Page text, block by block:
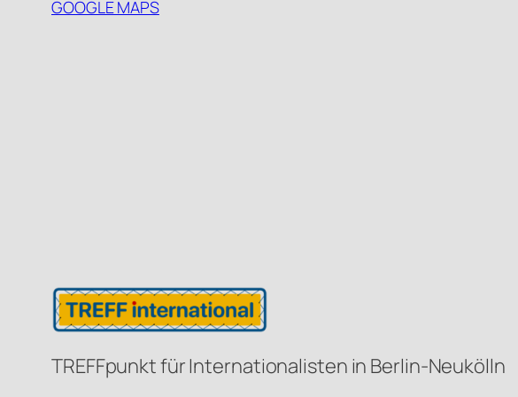
GOOGLE MAPS
TREFFpunkt für Internationalisten in Berlin-Neukölln